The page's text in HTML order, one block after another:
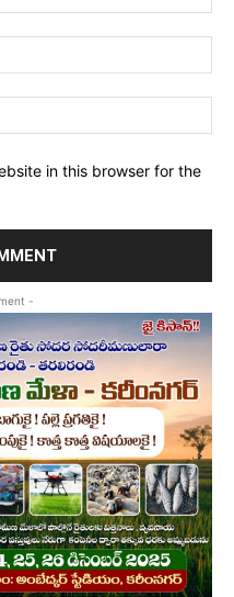
in this browser for the
-